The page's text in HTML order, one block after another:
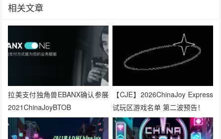
相关文章
拉美支付独角兽EBANX确认参展
2021ChinaJoyBTOB
【CJE】2026ChinaJoy Express
试玩区游戏名单 第二波预告！